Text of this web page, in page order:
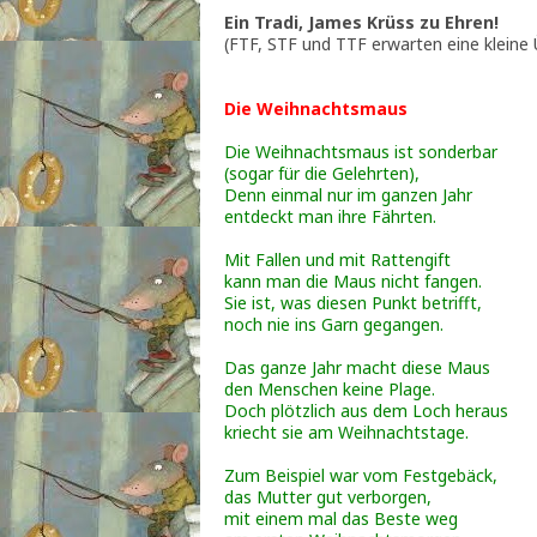
Ein Tradi, James Krüss zu Ehren!
(FTF, STF und TTF erwarten eine kleine
Die Weihnachtsmaus
Die Weihnachtsmaus ist sonderbar
(sogar für die Gelehrten),
Denn einmal nur im ganzen Jahr
entdeckt man ihre Fährten.
Mit Fallen und mit Rattengift
kann man die Maus nicht fangen.
Sie ist, was diesen Punkt betrifft,
noch nie ins Garn gegangen.
Das ganze Jahr macht diese Maus
den Menschen keine Plage.
Doch plötzlich aus dem Loch heraus
kriecht sie am Weihnachtstage.
Zum Beispiel war vom Festgebäck,
das Mutter gut verborgen,
mit einem mal das Beste weg